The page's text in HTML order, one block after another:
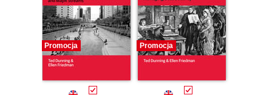
Promocja Promocja